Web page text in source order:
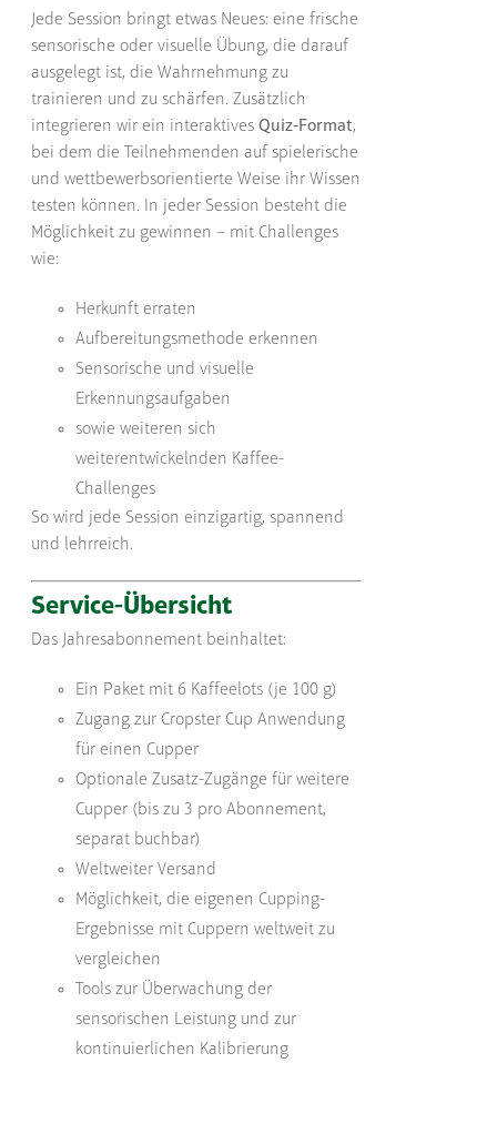
Jede Session bringt etwas Neues: eine frische
sensorische oder visuelle Übung, die darauf
ausgelegt ist, die Wahrnehmung zu
trainieren und zu schärfen. Zusätzlich
integrieren wir ein interaktivesQuiz-Format,
bei dem die Teilnehmenden auf spielerische
und wettbewerbsorientierte Weise ihr Wissen
testen können. In jeder Session besteht die
Möglichkeit zu gewinnen – mit Challenges
wie:
Herkunft erraten
Aufbereitungsmethode erkennen
Sensorische und visuelle
Erkennungsaufgaben
sowie weiteren sich
weiterentwickelnden Kaffee-
Challenges
So wird jede Session einzigartig, spannend
und lehrreich.
Service-Übersicht
Das Jahresabonnement beinhaltet:
Ein Paket mit 6 Kaffeelots (je 100 g)
Zugang zur Cropster Cup Anwendung
für einen Cupper
Optionale Zusatz-Zugänge für weitere
Cupper (bis zu 3 pro Abonnement,
separat buchbar)
Weltweiter Versand
Möglichkeit, die eigenen Cupping-
Ergebnisse mit Cuppern weltweit zu
vergleichen
Tools zur Überwachung der
sensorischen Leistung und zur
kontinuierlichen Kalibrierung